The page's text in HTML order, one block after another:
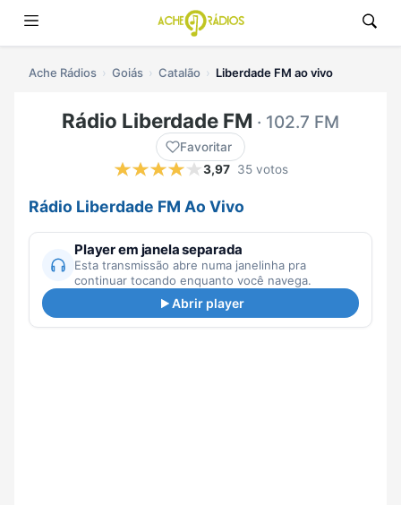
Ache Rádios Goiás Catalão Liberdade FM ao vivo
Rádio Liberdade FM · 102.7 FM
Favoritar
3,97 35 votos
Rádio Liberdade FM Ao Vivo
Player em janela separada
Esta transmissão abre numa janelinha pra
continuar tocando enquanto você navega.
Abrir player